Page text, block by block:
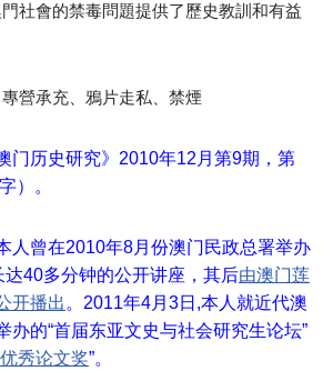
社會的禁毒問題提供了歷史教訓和有益
專營承充、鴉片走私、禁煙
门历史研究》2010年12月第9期，第
）。
人曾在2010年8月份澳门民政总署举办
达40多分钟的公开讲座，其后由澳门莲
开播出 。2011年4月3日,本人就近代澳
办的“首届东亚文史与社会研究生论坛”
优秀论文奖”。